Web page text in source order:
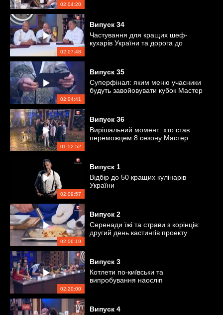
02:04:20
02:07:48
Випуск 34
Частування для кращих шеф-
кухарів України та дорога до
02:04:41
Випуск 35
Суперфінал: яким меню учасники
будуть завойовувати кубок Мастер
01:52:52
Випуск 36
Вирішальний момент: хто став
переможцем 8 сезону Мастер
02:09:57
Випуск 1
Відбір до 50 кращих кулінарів
України
02:06:19
Випуск 2
Серенади їжі та страви з корінців:
другий день кастингів проекту
02:20:00
Випуск 3
Котлети по-київськи та
випробування наосліп
Випуск 4